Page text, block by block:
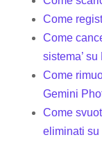
Come
Come
sistema’ su
Come
Gemini
Come
eliminati su